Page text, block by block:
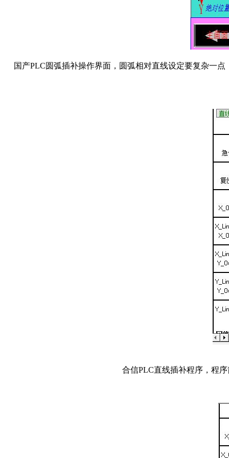
国产PLC圆弧插补操作界面，圆弧相对直线设定要复杂一
合信PLC直线插补程序，程